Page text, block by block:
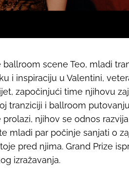
scene Teo, mladi
i inspiraciju u Valentini,
započinjući time njihovu
tranziciji i ballroom
njihov se odnos
mladi par počinje sanjati o
pred njima. Grand Prize
izražavanja.